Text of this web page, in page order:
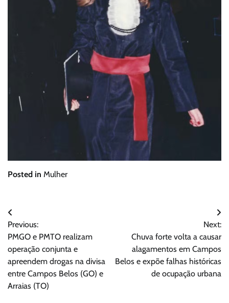
Posted in Mulher
Navegação
de
Post
Previous:
PMGO e PMTO realizam
operação conjunta e
apreendem drogas na divisa
entre Campos Belos (GO) e
Arraias (TO)
Next:
Chuva forte volta a causar
alagamentos em Campos
Belos e expõe falhas históricas
de ocupação urbana